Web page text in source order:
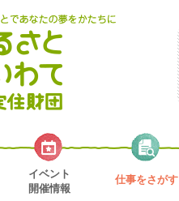
イベント
開催情報
仕事をさがす